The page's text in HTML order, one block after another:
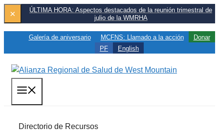
contenido
×
ÚLTIMA HORA: Aspectos destacados de la reunión trimestral de
julio de la WMRHA
Galería de aniversario MCFNS: Llamado a la acción
Donar
PF
English
Directorio de Recursos